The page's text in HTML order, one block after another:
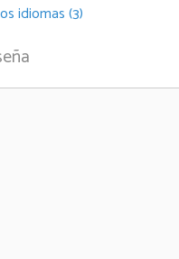
idiomas (3)